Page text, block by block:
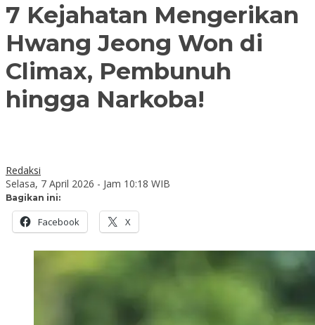
7 Kejahatan Mengerikan
Hwang Jeong Won di
Climax, Pembunuh
hingga Narkoba!
Redaksi
Selasa, 7 April 2026 - Jam 10:18 WIB
Bagikan ini:
Facebook X